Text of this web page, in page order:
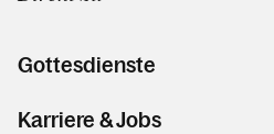
Gottesdienste
Karriere & Jobs